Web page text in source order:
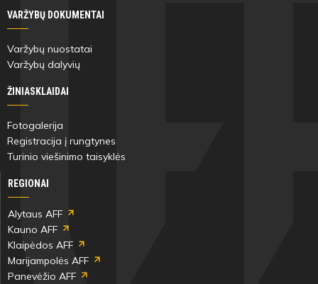
VARŽYBŲ DOKUMENTAI
Varžybų nuostatai
Varžybų dalyvių
ŽINIASKLAIDAI
Fotogalerija
Registracija į rungtynes
Turinio viešinimo taisyklės
REGIONAI
Alytaus AFF
Kauno AFF
Klaipėdos AFF
Marijampolės AFF
Panevėžio AFF